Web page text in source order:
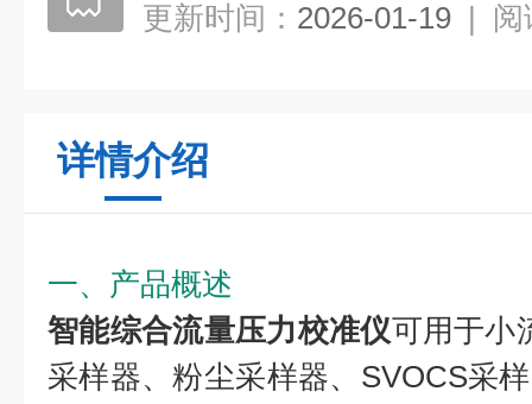
更新时间： 2026-01-19 | 阅
详情介绍
一、产品概述
智能综合流量压力校准仪可用于小
采样器、粉尘采样器、SVOCS采